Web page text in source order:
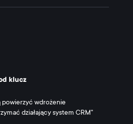
klucz
wdrożenie
działający system CRM"